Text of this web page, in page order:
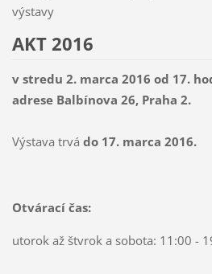
výstavy
AKT 2016
v stredu 2. marca 2016 od 17.
adrese Balbínova 26, Praha 2.
Výstava trvá do 17. marca 2016.
Otvárací čas:
utorok až štvrok a sobota: 11:00 -